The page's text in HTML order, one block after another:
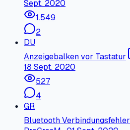
Sept. 2020
1.549
2
DU
Anzeigebalken vor Tastatur
18 Sept. 2020
527
4
GR
Bluetooth Verbindungsfehler